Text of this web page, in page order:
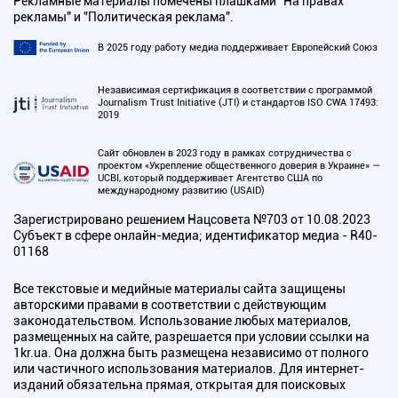
рекламы" и "Политическая реклама".
В 2025 году работу медиа поддерживает Европейский Союз
Независимая сертификация в соответствии с программой
Journalism Trust Initiative (JTI) и стандартов ISO CWA 17493:
2019
Сайт обновлен в 2023 году в рамках сотрудничества с
проектом «Укрепление общественного доверия в Украине» —
UCBI, который поддерживает Агентство США по
международному развитию (USAID)
Зарегистрировано решением Нацсовета №703 от 10.08.2023
Субъект в сфере онлайн-медиа; идентификатор медиа - R40-
01168
Все текстовые и медийные материалы сайта защищены
авторскими правами в соответствии с действующим
законодательством. Использование любых материалов,
размещенных на сайте, разрешается при условии ссылки на
1kr.ua. Она должна быть размещена независимо от полного
или частичного использования материалов. Для интернет-
изданий обязательна прямая, открытая для поисковых